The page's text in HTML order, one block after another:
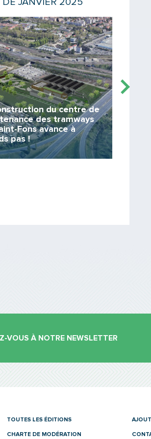
Message
DE JANVIER 2025
du centre de
des tramways
Fons avance à
pas !
VOUS À NOTRE NEWSLETTER
TOUTES LES ÉDITIONS
CHARTE DE MODÉRATION